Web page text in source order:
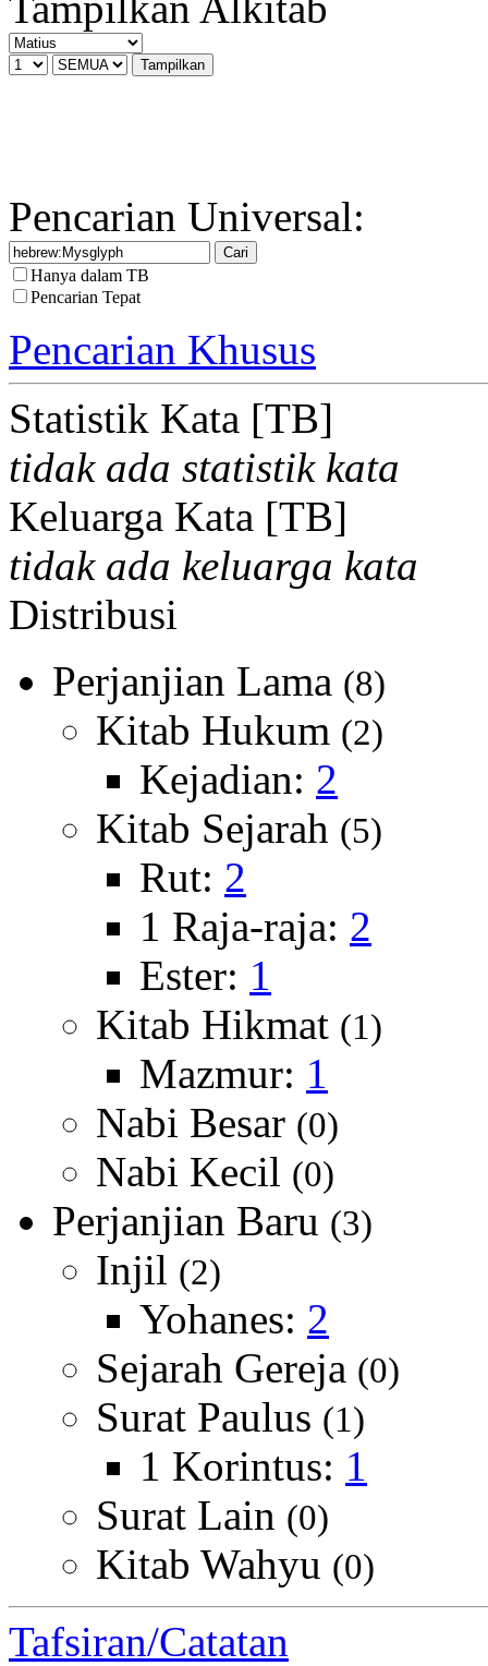
Pencarian Universal:
Hanya dalam TB
Pencarian Tepat
Pencarian Khusus
Statistik Kata [TB]
tidak ada statistik kata
Keluarga Kata [TB]
tidak ada keluarga kata
Distribusi
Perjanjian Lama (8)
Kitab Hukum (2)
Kejadian: 2
Kitab Sejarah (5)
Rut: 2
1 Raja-raja: 2
Ester: 1
Kitab Hikmat (1)
Mazmur: 1
Nabi Besar (0)
Nabi Kecil (0)
Perjanjian Baru (3)
Injil (2)
Yohanes: 2
Sejarah Gereja (0)
Surat Paulus (1)
1 Korintus: 1
Surat Lain (0)
Kitab Wahyu (0)
Tafsiran/Catatan